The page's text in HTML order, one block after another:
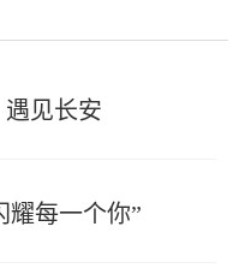
见长安
耀每一个你”